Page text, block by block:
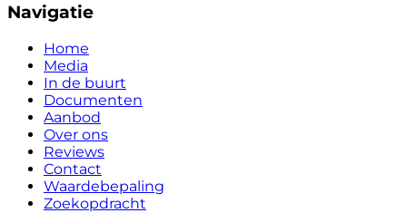
Navigatie
Home
Media
In de buurt
Documenten
Aanbod
Over ons
Reviews
Contact
Waardebepaling
Zoekopdracht